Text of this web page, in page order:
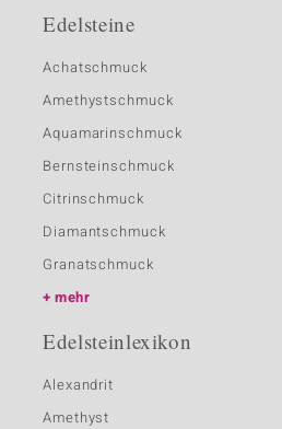
Edelsteine
Achatschmuck
Amethystschmuck
Aquamarinschmuck
Bernsteinschmuck
Citrinschmuck
Diamantschmuck
Granatschmuck
mehr
Edelsteinlexikon
Alexandrit
Amethyst